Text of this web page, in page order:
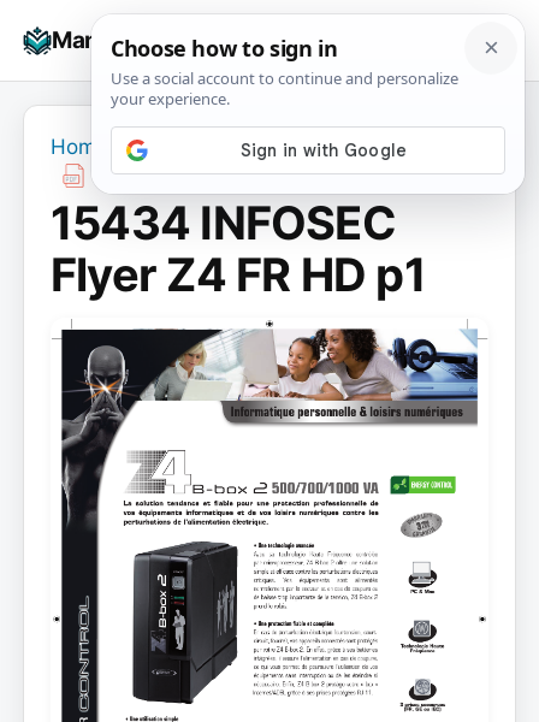
Manuals+
☰
Home 15434 INFOSEC Flyer Z4 FR HD p1
15434 INFOSEC
Flyer Z4 FR HD p1